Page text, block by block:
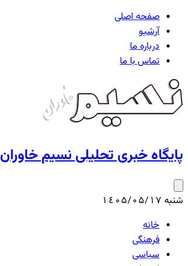
صفحه اصلی
آرشیو
درباره ما
تماس با ما
پایگاه خبری تحلیلی نسیم خاوران
شنبه ۱٤۰۵/۰۵/۱۷
خانه
فرهنگی
سیاسی